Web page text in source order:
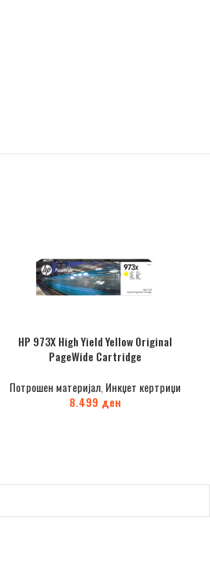
HP 973X High Yield Yellow Original
PageWide Cartridge
Потрошен материјал, Инкџет кертриџи
8.499 ден